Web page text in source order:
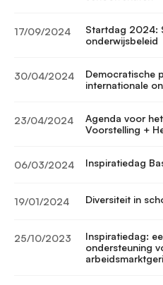
17/09/2024
Startdag 2024:
onderwijsbeleid
30/04/2024
Democratische
internationale
23/04/2024
Agenda voor
Voorstelling +
06/03/2024 Inspiratiedag
19/01/2024 Diversiteit in
25/10/2023
Inspiratiedag:
ondersteuning